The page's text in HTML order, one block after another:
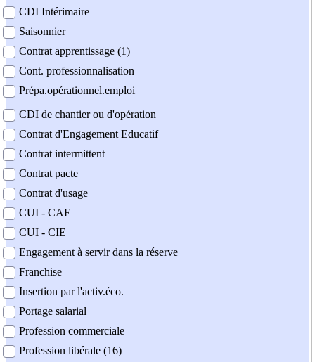
CDI Intérimaire
Saisonnier
Contrat apprentissage (1)
Cont. professionnalisation
Prépa.opérationnel.emploi
CDI de chantier ou d'opération
Contrat d'Engagement Educatif
Contrat intermittent
Contrat pacte
Contrat d'usage
CUI - CAE
CUI - CIE
Engagement à servir dans la réserve
Franchise
Insertion par l'activ.éco.
Portage salarial
Profession commerciale
Profession libérale (16)